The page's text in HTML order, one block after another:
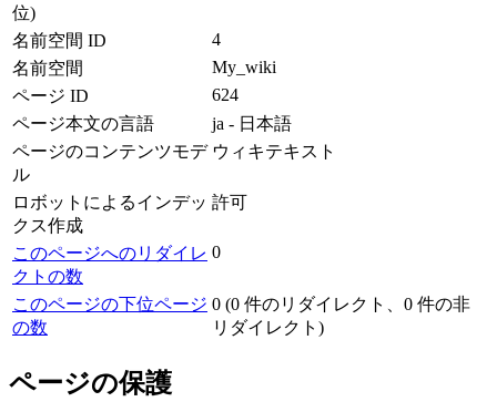
位)
名前空間 ID
4
名前空間
My_wiki
ページ ID
624
ページ本文の言語
ja - 日本語
ページのコンテンツモデ
ル
ウィキテキスト
ロボットによるインデッ
クス作成
許可
このページへのリダイレ
クトの数
0
このページの下位ページ
の数
0 (0 件のリダイレクト、0 件の非
リダイレクト)
ページの保護